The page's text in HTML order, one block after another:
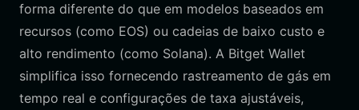
forma diferente do que em modelos baseados em
recursos (como EOS) ou cadeias de baixo custo e
alto rendimento (como Solana). A Bitget Wallet
simplifica isso fornecendo rastreamento de gás em
tempo real e configurações de taxa ajustáveis,